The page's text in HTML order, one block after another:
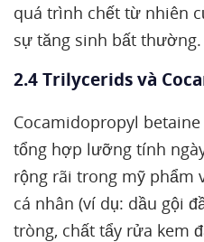
quá trình chết từ nhiên
sự tăng sinh bất thường.
2.4 Trilycerids và
Cocamidopropyl betaine
tổng hợp lưỡng tính
rộng rãi trong mỹ phẩm
cá nhân (ví dụ: dầu gội
tròng, chất tẩy rửa kem